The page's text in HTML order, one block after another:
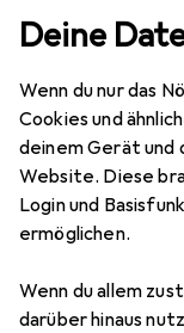
Deine
Wenn du nur das
Cookies und
deinem Gerät und
Website. Diese
Login und
ermöglichen.
Wenn du allem
darüber hinaus
Elektroinstallation
Lapp
Preis in EUR inkl.
EUR
1042,47